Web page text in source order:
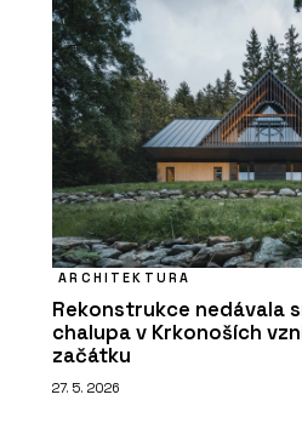
ARCHITEKTURA
Rekonstrukce nedávala
chalupa v Krkonoších
začátku
27. 5. 2026